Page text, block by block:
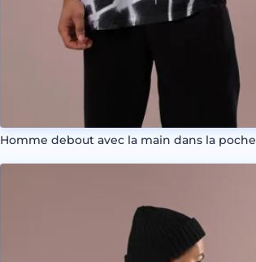
Homme debout avec la main dans la poche